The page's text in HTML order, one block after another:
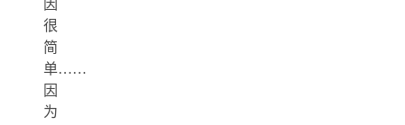
因
很
简
单……
因
为